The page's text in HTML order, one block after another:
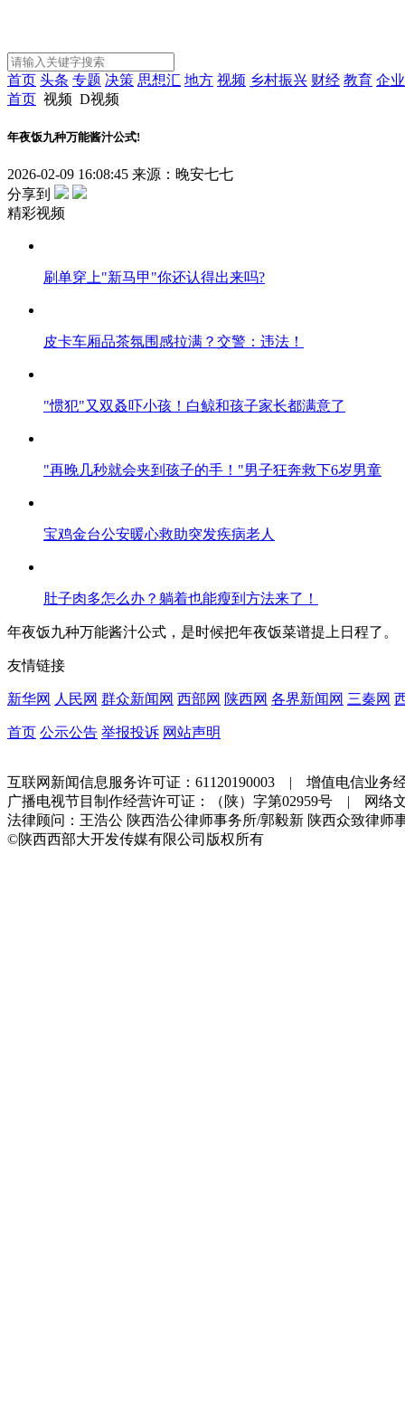
首页 头条 专题 决策 思想汇 地方 视频 乡村振兴 财经 教育 企业
首页 视频 D视频
年夜饭九种万能酱汁公式!
2026-02-09 16:08:45 来源：晚安七七
分享到
精彩视频
刷单穿上"新马甲"你还认得出来吗?
皮卡车厢品茶氛围感拉满？交警：违法！
"惯犯"又双叒吓小孩！白鲸和孩子家长都满意了
"再晚几秒就会夹到孩子的手！"男子狂奔救下6岁男童
宝鸡金台公安暖心救助突发疾病老人
肚子肉多怎么办？躺着也能瘦到方法来了！
年夜饭九种万能酱汁公式，是时候把年夜饭菜谱提上日程了。
友情链接
新华网 人民网 群众新闻网 西部网 陕西网 各界新闻网 三秦网
首页 公示公告 举报投诉 网站声明
互联网新闻信息服务许可证：61120190003 | 增值电信业务
广播电视节目制作经营许可证：（陕）字第02959号 | 网
法律顾问：王浩公 陕西浩公律师事务所/郭毅新 陕西众致
©陕西西部大开发传媒有限公司版权所有